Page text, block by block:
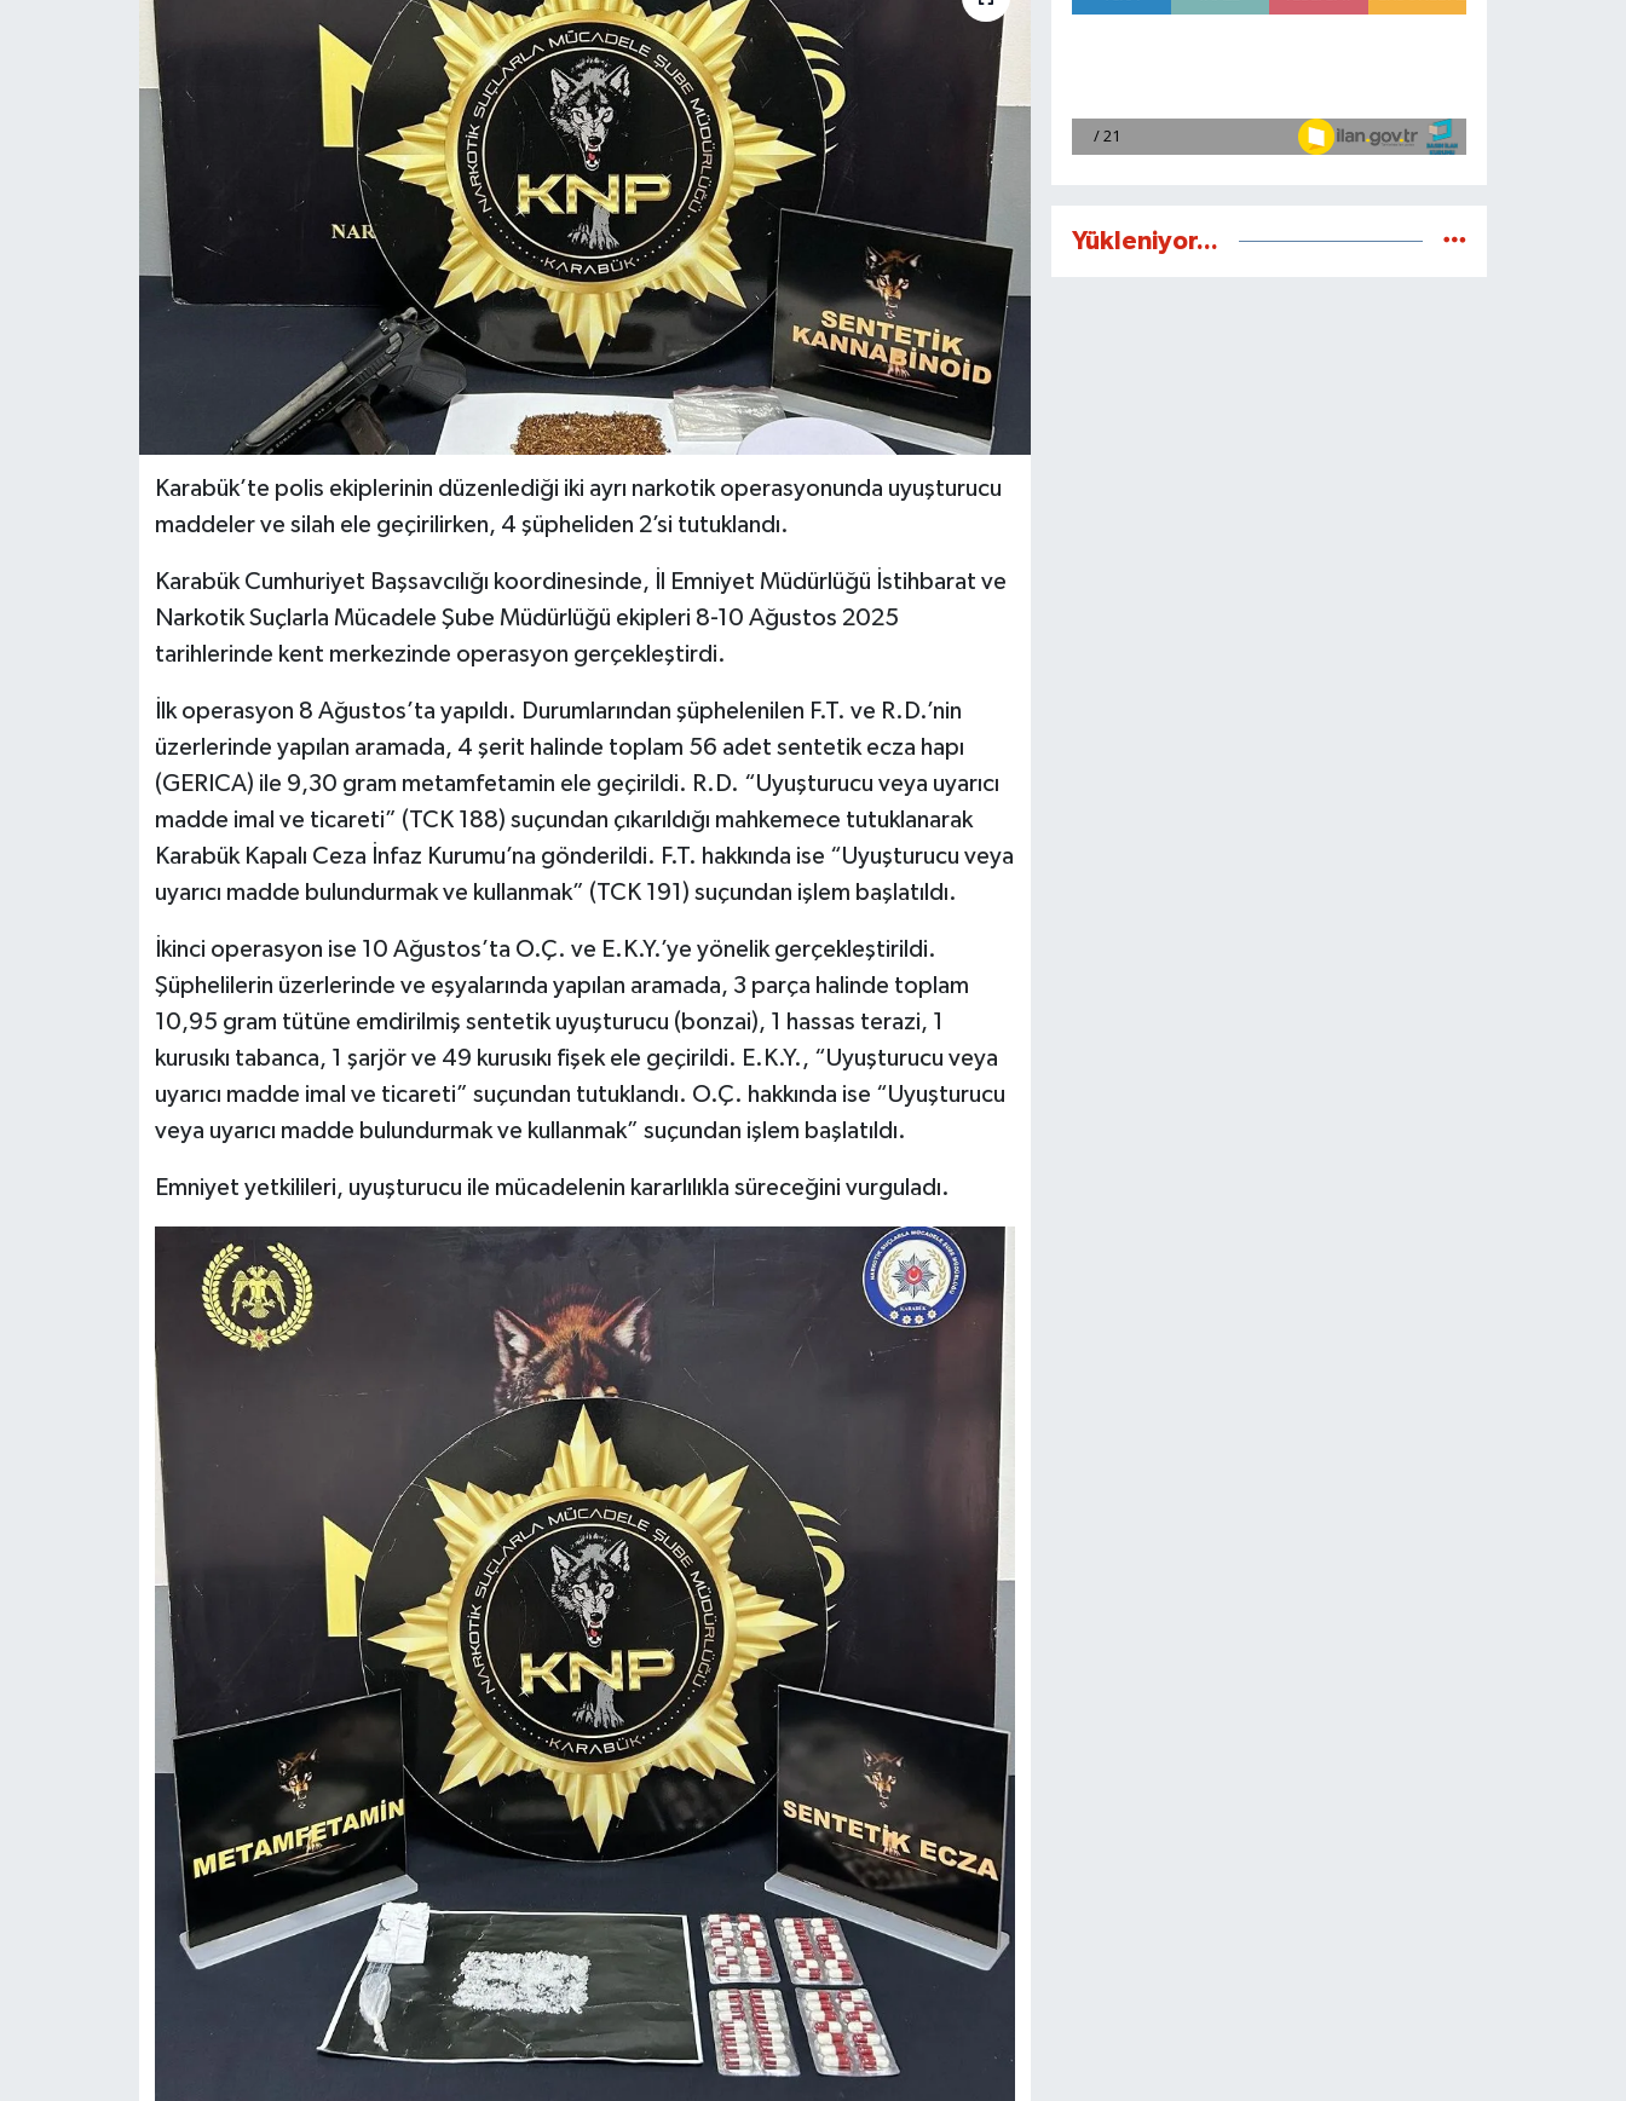
Karabük’te polis ekiplerinin düzenlediği iki ayrı narkotik operasyonunda uyuşturucu
maddeler ve silah ele geçirilirken, 4 şüpheliden 2’si tutuklandı.
Karabük Cumhuriyet Başsavcılığı koordinesinde, İl Emniyet Müdürlüğü İstihbarat ve
Narkotik Suçlarla Mücadele Şube Müdürlüğü ekipleri 8-10 Ağustos 2025
tarihlerinde kent merkezinde operasyon gerçekleştirdi.
İlk operasyon 8 Ağustos’ta yapıldı. Durumlarından şüphelenilen F.T. ve R.D.’nin
üzerlerinde yapılan aramada, 4 şerit halinde toplam 56 adet sentetik ecza hapı
(GERICA) ile 9,30 gram metamfetamin ele geçirildi. R.D. “Uyuşturucu veya uyarıcı
madde imal ve ticareti” (TCK 188) suçundan çıkarıldığı mahkemece tutuklanarak
Karabük Kapalı Ceza İnfaz Kurumu’na gönderildi. F.T. hakkında ise “Uyuşturucu veya
uyarıcı madde bulundurmak ve kullanmak” (TCK 191) suçundan işlem başlatıldı.
İkinci operasyon ise 10 Ağustos’ta O.Ç. ve E.K.Y.’ye yönelik gerçekleştirildi.
Şüphelilerin üzerlerinde ve eşyalarında yapılan aramada, 3 parça halinde toplam
10,95 gram tütüne emdirilmiş sentetik uyuşturucu (bonzai), 1 hassas terazi, 1
kurusıkı tabanca, 1 şarjör ve 49 kurusıkı fişek ele geçirildi. E.K.Y., “Uyuşturucu veya
uyarıcı madde imal ve ticareti” suçundan tutuklandı. O.Ç. hakkında ise “Uyuşturucu
veya uyarıcı madde bulundurmak ve kullanmak” suçundan işlem başlatıldı.
Emniyet yetkilileri, uyuşturucu ile mücadelenin kararlılıkla süreceğini vurguladı.
Yükleniyor...
KÜLTÜR SANAT
MAGAZİN